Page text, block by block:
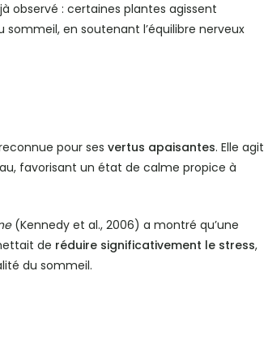
observé : certaines plantes agissent
en soutenant l’équilibre nerveux
pour ses vertus apaisantes. Elle agit
favorisant un état de calme propice à
(Kennedy et al., 2006) a montré qu’une
de réduire significativement le stress,
du sommeil.